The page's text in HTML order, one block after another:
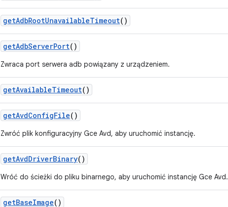
getAdbRootUnavailableTimeout()
getAdbServerPort()
Zwraca port serwera adb powiązany z urządzeniem.
getAvailableTimeout()
getAvdConfigFile()
Zwróć plik konfiguracyjny Gce Avd, aby uruchomić instancję.
getAvdDriverBinary()
Wróć do ścieżki do pliku binarnego, aby uruchomić instancję Gce Avd.
getBaseImage()